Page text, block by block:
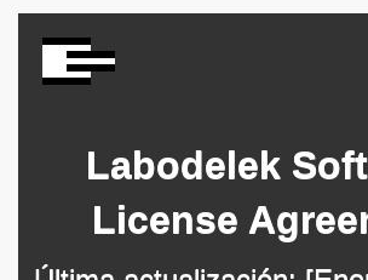
Labodelek
License